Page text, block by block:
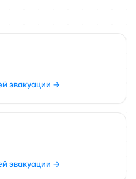
эвакуации →
эвакуации →